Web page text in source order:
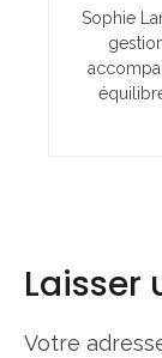
Sophie
Laisser
Votre